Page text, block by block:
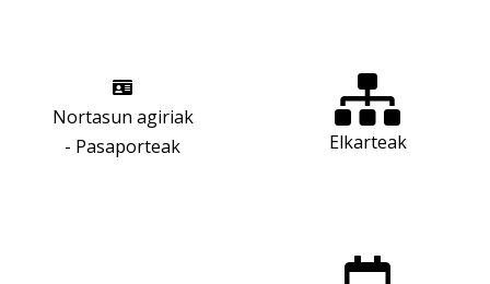
Nortasun agiriak
- Pasaporteak
Elkarteak